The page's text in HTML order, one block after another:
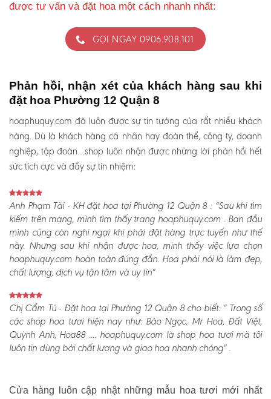
được tư vấn và đặt hoa một cách nhanh nhất:
GỌI NGAY 0906.908.101
Phản hồi, nhận xét của khách hàng sau khi
đặt hoa Phường 12 Quận 8
hoaphuquy.com đã luôn được sự tin tưởng của rất nhiều khách
hàng. Dù là khách hàng cá nhân hay đoàn thể, công ty, doanh
nghiệp, tập đoàn…shop luôn nhận được những lời phản hồi hết
sức tích cực và đầy sự tín nhiệm:
Anh Phạm Tài - KH đặt hoa tại Phường 12 Quận 8 :“Sau khi tìm
kiếm trên mạng, mình tìm thấy trang hoaphuquy.com . Ban đầu
mình cũng còn nghi ngại khi phải đặt hàng trực tuyến như thế
này. Nhưng sau khi nhận được hoa, mình thấy việc lựa chọn
hoaphuquy.com hoàn toàn đúng đắn. Hoa phải nói là làm đẹp,
chất lượng, dịch vụ tận tâm và uy tín"
Chị Cẩm Tú - Đặt hoa tại Phường 12 Quận 8 cho biết:“ Trong số
các shop hoa tươi hiện nay như: Bảo Ngọc, Mr Hoa, Đất Việt,
Quỳnh Anh, Hoa88 .... hoaphuquy.com là shop hoa tươi mà tôi
luôn tin dùng bởi chất lượng và giao hoa nhanh chóng" .
Cửa hàng luôn cập nhật những mẫu hoa tươi mới nhất